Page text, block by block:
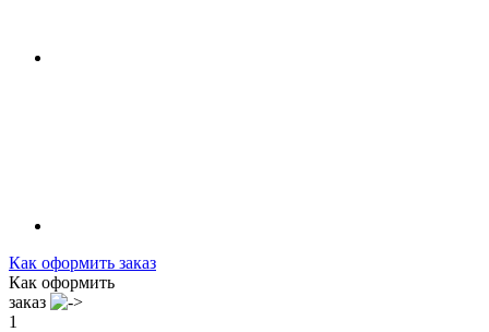
Как оформить заказ
Как оформить
заказ
1